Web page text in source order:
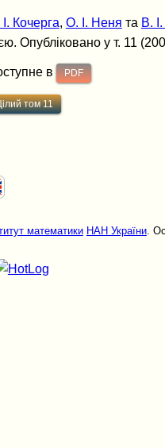
I. Кочерга, О. І. Неня та В.
Опубліковано у т. 11
в PDF
том 11
математики НАН України.